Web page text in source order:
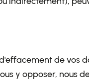
de vos
y opposer, nous